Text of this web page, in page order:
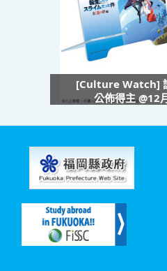
[Culture Watch]
公佈得主 @12